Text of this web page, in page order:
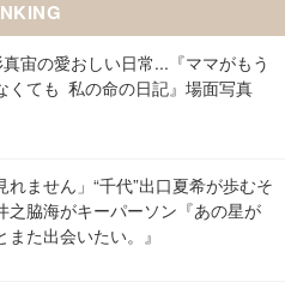
真宙の愛おしい日常...『ママがもう
くても 私の命の日記』場面写真
れません」“千代”出口夏希が歩むそ
之脇海がキーパーソン『あの星が
また出会いたい。』